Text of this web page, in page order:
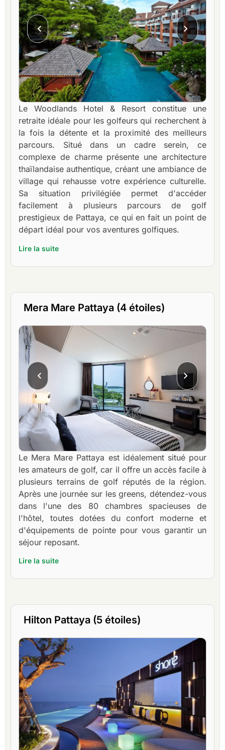
Le Woodlands Hotel & Resort constitue une
retraite idéale pour les golfeurs qui recherchent à
la fois la détente et la proximité des meilleurs
parcours. Situé dans un cadre serein, ce
complexe de charme présente une architecture
thaïlandaise authentique, créant une ambiance de
village qui rehausse votre expérience culturelle.
Sa situation privilégiée permet d'accéder
facilement à plusieurs parcours de golf
prestigieux de Pattaya, ce qui en fait un point de
départ idéal pour vos aventures golfiques.
Lire la suite
Mera Mare Pattaya (4 étoiles)
Le Mera Mare Pattaya est idéalement situé pour
les amateurs de golf, car il offre un accès facile à
plusieurs terrains de golf réputés de la région.
Après une journée sur les greens, détendez-vous
dans l'une des 80 chambres spacieuses de
l'hôtel, toutes dotées du confort moderne et
d'équipements de pointe pour vous garantir un
séjour reposant.
Lire la suite
Hilton Pattaya (5 étoiles)